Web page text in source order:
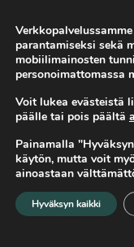
Ollakka
Kasvu tuo tiettyjä
Tässä artikkelissa
ratkaisumallit
parantamiseksi sekä
mobiilimainosten
personoimattomassa
Voit lukea evästeistä
päälle tai pois päältä
Painamalla
käytön, mutta voit
ainoastaan
Hyväksyn kaikki